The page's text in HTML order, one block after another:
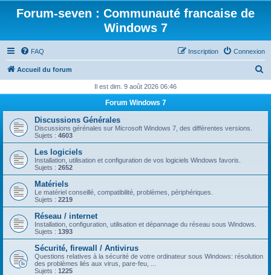
Forum-seven : Communauté francaise de
Windows 7
FAQ Connexion
Inscription
Accueil du forum
h
r
Il est dim. 9 août 2026 06:46
Forum Windows 7
Discussions Générales
Discussions gérénales sur Microsoft Windows 7, des différentes versions.
Sujets : 4603
Les logiciels
Installation, utilisation et configuration de vos logiciels Windows favoris.
Sujets : 2652
Matériels
Le matériel conseillé, compatibilité, problèmes, périphériques.
Sujets : 2219
Réseau / internet
Installation, configuration, utilisation et dépannage du réseau sous Windows.
Sujets : 1393
Sécurité, firewall / Antivirus
Questions relatives à la sécurité de votre ordinateur sous Windows: résolution
des problèmes liés aux virus, pare-feu, ...
Sujets : 1225